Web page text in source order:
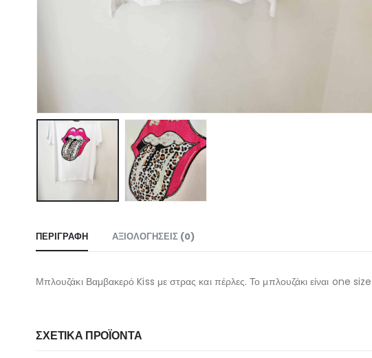
ΠΕΡΙΓΡΑΦΉ ΑΞΙΟΛΟΓΉΣΕΙΣ (0)
Μπλουζάκι Βαμβακερό Kiss με στρας και πέρλες. Το μπλουζάκι είναι one
ΣΧΕΤΙΚΆ ΠΡΟΪΌΝΤΑ